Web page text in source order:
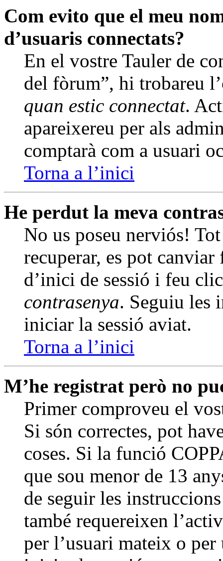
Com evito que el meu
d’usuaris connectats?
En el vostre Tauler de
del fòrum”, hi trobareu
quan estic connectat.
apareixereu per als
comptarà com a usuari
Torna a l’inici
He perdut la meva
No us poseu nerviós!
recuperar, es pot
d’inici de sessió i feu
contrasenya. Seguiu les
iniciar la sessió aviat.
Torna a l’inici
M’he registrat però no
Primer comproveu el
Si són correctes, pot
coses. Si la funció
que sou menor de 13
de seguir les
també requereixen
per l’usuari mateix o